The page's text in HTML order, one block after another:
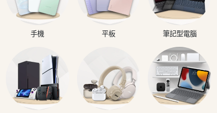
手機 平板 筆記型電腦